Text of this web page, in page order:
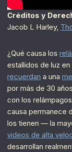
Créditos y
Jacob L Harley,
¿Qué causa los
estallidos de luz
recuerdan a una
por más de 30
con los
causa permanece
los tienen — la
videos de alta
desarrollan